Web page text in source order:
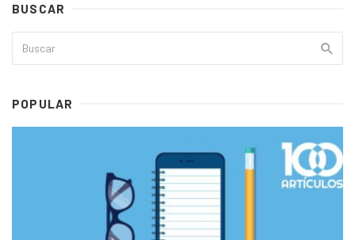
BUSCAR
POPULAR